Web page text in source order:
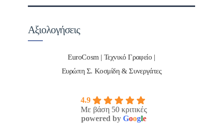
Αξιολογήσεις
EuroCosm | Τεχνικό Γραφείο |
Ευρώπη Σ. Κοσμίδη & Συνεργάτες
4.9
Με βάση 50 κριτικές
powered by Google